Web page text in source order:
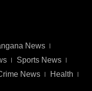
News
Sports News
News Health